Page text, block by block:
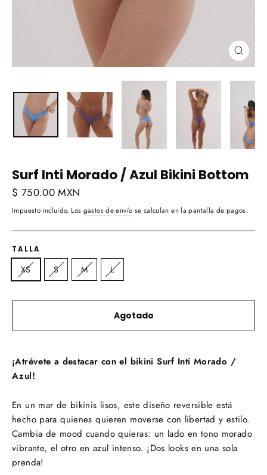
(esc)
Surf Inti Morado / Azul Bikini Bottom
Precio
habitual
$ 750.00 MXN
Impuesto incluido. Los gastos de envío se calculan en la pantalla de pagos.
TALLA
XS S M L
Agotado
¡Atrévete a destacar con el bikini Surf Inti Morado /
Azul!
En un mar de bikinis lisos, este diseño reversible está
hecho para quienes quieren moverse con libertad y estilo.
Cambia de mood cuando quieras: un lado en tono morado
vibrante, el otro en azul intenso. ¡Dos looks en una sola
prenda!